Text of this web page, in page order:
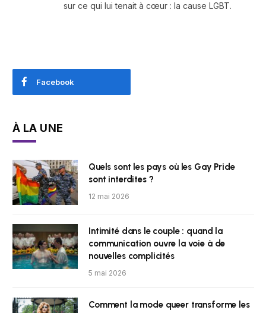
sur ce qui lui tenait à cœur : la cause LGBT.
Facebook
À LA UNE
Quels sont les pays où les Gay Pride
sont interdites ?
12 mai 2026
Intimité dans le couple : quand la
communication ouvre la voie à de
nouvelles complicités
5 mai 2026
Comment la mode queer transforme les